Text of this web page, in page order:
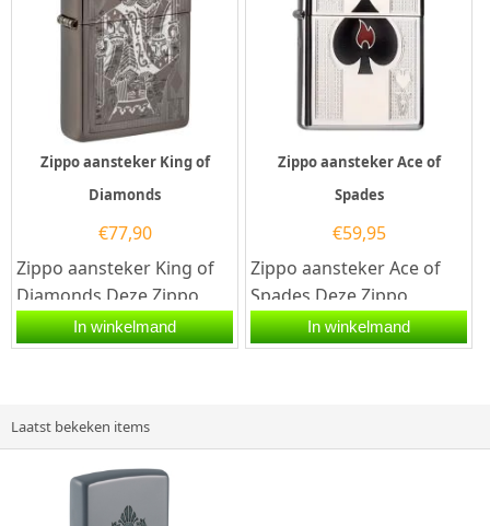
Zippo aansteker King of
Diamonds
€77,90
Zippo aansteker King of
Diamonds.Deze Zippo
aansteker heeft een black
ice afwerking. De
In winkelmand
Zippo aansteker Ace of
Spades
€59,95
Zippo aansteker Ace of
Spades.Deze Zippo
aansteker heeft een
hoogglans chrome
In winkelmand
Laatst bekeken items